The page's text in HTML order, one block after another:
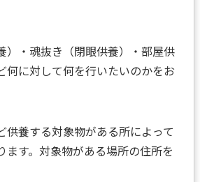
）・魂抜き（閉眼供養）・部屋供
何に対して何を行いたいのかをお
供養する対象物がある所によって
ます。対象物がある場所の住所を